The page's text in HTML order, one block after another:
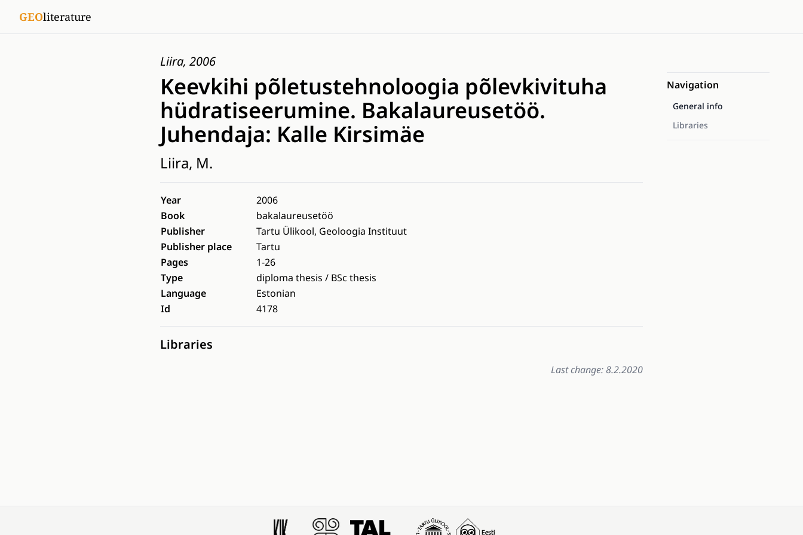
GEOliterature
Liira, 2006
Keevkihi põletustehnoloogia põlevkivituha
hüdratiseerumine. Bakalaureusetöö.
Juhendaja: Kalle Kirsimäe
Liira, M.
Year
2006
Book
bakalaureusetöö
Publisher
Tartu Ülikool, Geoloogia Instituut
Publisher place
Tartu
Pages
1-26
Type
diploma thesis / BSc thesis
Language
Estonian
Id
4178
Libraries
Last change: 8.2.2020
Navigation
General info
Libraries